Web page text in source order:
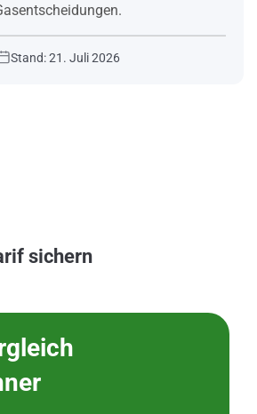
Stand: 21. Juli 2026
sichern
wählen Sie
Ortsteil aus